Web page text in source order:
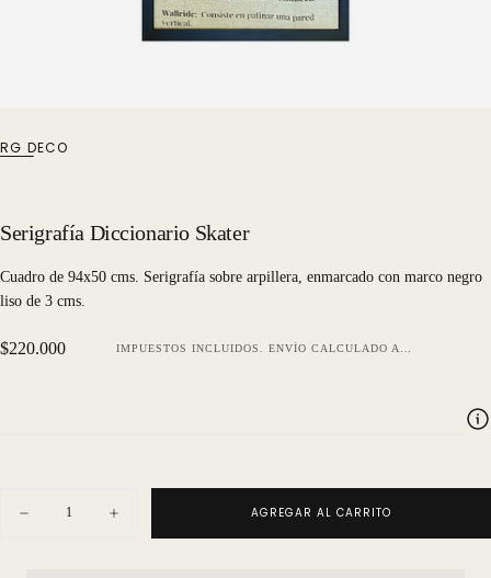
RG DECO
Serigrafía Diccionario Skater
Cuadro de 94x50 cms. Serigrafía sobre arpillera, enmarcado con marco negro
liso de 3 cms.
Precio
$220.000 IMPUESTOS INCLUIDOS. ENVÍO CALCULADO AL FINALIZAR LA COMPRA.
Disminuir
Aumentar
cantidad
AGREGAR AL CARRITO